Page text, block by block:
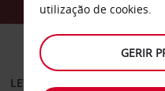
CARRO
LEVANTAR EM
utilização de cookies.
GERIR